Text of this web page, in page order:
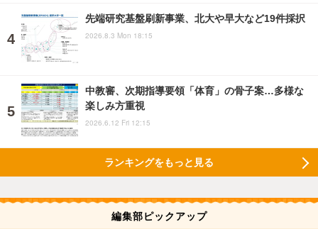
先端研究基盤刷新事業、北大や早大など19件採択
2026.8.3 Mon 18:15
中教審、次期指導要領「体育」の骨子案…多様な
楽しみ方重視
2026.6.12 Fri 12:15
ランキングをもっと見る
編集部ピックアップ